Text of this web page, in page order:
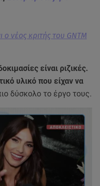
ο νέος κριτής του GNTM
είναι ριζικές.
υλικό που είχαν να
δύσκολο το έργο τους.